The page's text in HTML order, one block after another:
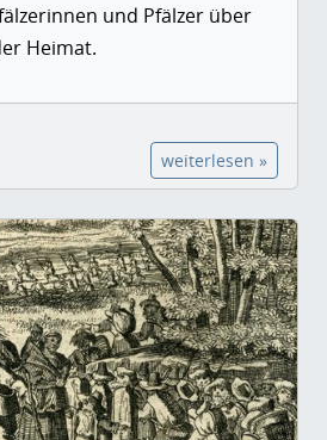
und Pfälzer über
Heimat.
weiterlesen »